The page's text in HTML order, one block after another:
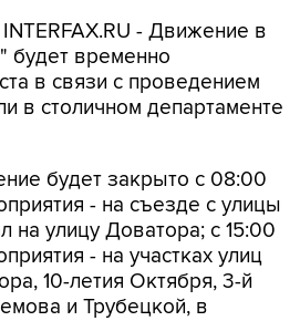
- Движение в
будет временно
в связи с проведением
в столичном департаменте
будет закрыто с 08:00
- на съезде с улицы
на улицу Доватора; с 15:00
- на участках улиц
10-летия Октября, 3-й
и Трубецкой, в